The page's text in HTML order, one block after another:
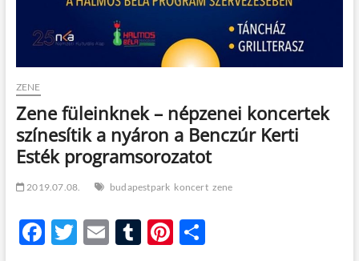
ZENE
Zene füleinknek – népzenei koncertek
színesítik a nyáron a Benczúr Kerti
Esték programsorozatot
2019.07.08. budapestpark koncert zene
F T E T Pi O